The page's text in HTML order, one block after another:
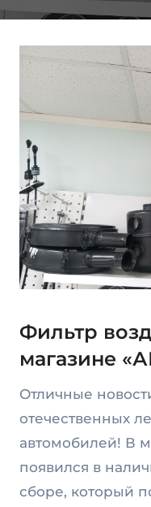
Фильтр
магазине
Отличные
отечественных
автомобилей! В
появился в
сборе, который